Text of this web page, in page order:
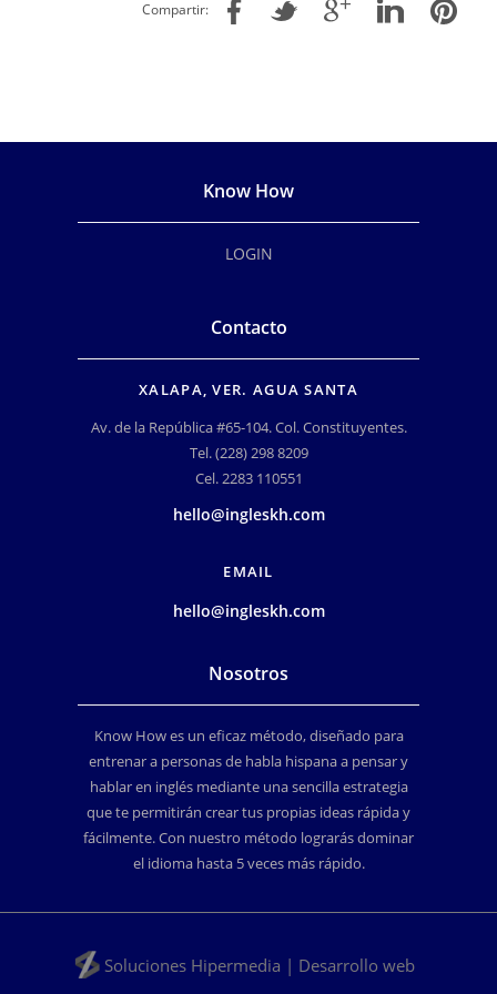
Compartir:
Know How
LOGIN
Contacto
XALAPA, VER. AGUA SANTA
Av. de la República #65-104. Col. Constituyentes.
Tel. (228) 298 8209
Cel. 2283 110551
hello@ingleskh.com
EMAIL
hello@ingleskh.com
Nosotros
Know How es un eficaz método, diseñado para
entrenar a personas de habla hispana a pensar y
hablar en inglés mediante una sencilla estrategia
que te permitirán crear tus propias ideas rápida y
fácilmente. Con nuestro método lograrás dominar
el idioma hasta 5 veces más rápido.
Soluciones Hipermedia | Desarrollo web